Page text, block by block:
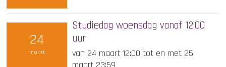
24
maart
Studiedag woensdag vanaf 12.00
uur
van 24 maart 12:00 tot en met 25